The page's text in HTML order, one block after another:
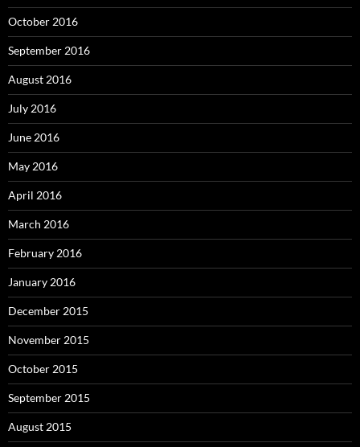
October 2016
September 2016
August 2016
July 2016
June 2016
May 2016
April 2016
March 2016
February 2016
January 2016
December 2015
November 2015
October 2015
September 2015
August 2015